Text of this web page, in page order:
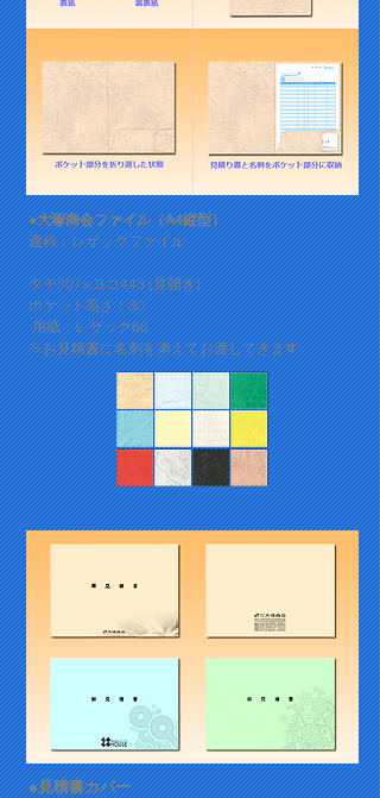
●大塚商会ファイル（A4縦型）
​通称：レザックファイル
タテ307×ヨコ443 (見開き)
ポケット高さ：80
用紙：レザック66
​※お見積書に名刺を添えてお渡しできます
●見積書カバー